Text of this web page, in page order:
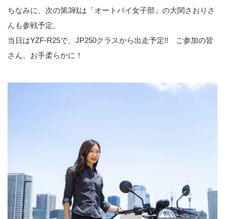
ちなみに、次の第3戦は「オートバイ女子部」の大関さおりさ
んも参戦予定。
当日はYZF-R25で、JP250クラスから出走予定!! ご参加の皆
さん、お手柔らかに！